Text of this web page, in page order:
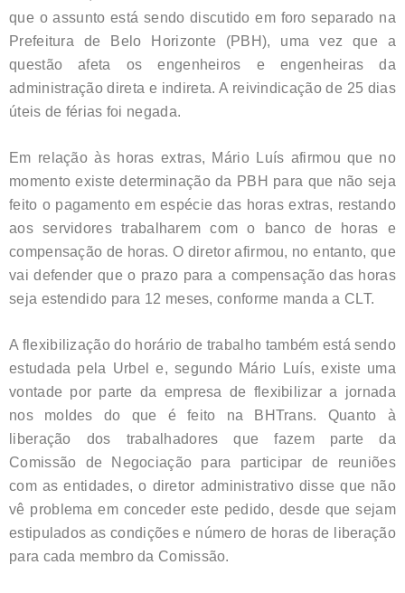
que o assunto está sendo discutido em foro separado na
Prefeitura de Belo Horizonte (PBH), uma vez que a
questão afeta os engenheiros e engenheiras da
administração direta e indireta. A reivindicação de 25 dias
úteis de férias foi negada.
Em relação às horas extras, Mário Luís afirmou que no
momento existe determinação da PBH para que não seja
feito o pagamento em espécie das horas extras, restando
aos servidores trabalharem com o banco de horas e
compensação de horas. O diretor afirmou, no entanto, que
vai defender que o prazo para a compensação das horas
seja estendido para 12 meses, conforme manda a CLT.
A flexibilização do horário de trabalho também está sendo
estudada pela Urbel e, segundo Mário Luís, existe uma
vontade por parte da empresa de flexibilizar a jornada
nos moldes do que é feito na BHTrans. Quanto à
liberação dos trabalhadores que fazem parte da
Comissão de Negociação para participar de reuniões
com as entidades, o diretor administrativo disse que não
vê problema em conceder este pedido, desde que sejam
estipulados as condições e número de horas de liberação
para cada membro da Comissão.